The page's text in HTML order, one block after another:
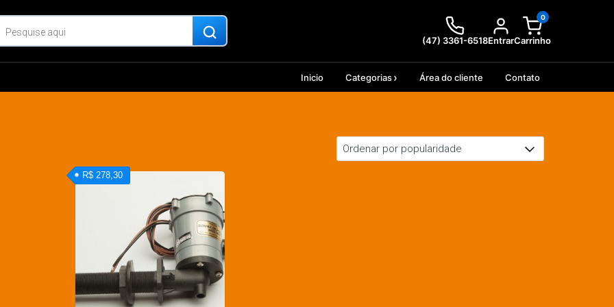
(47) 3361-6518Entrar
0
Carrinho
Inicio Categorias Área do cliente Contato
R$ 278,30